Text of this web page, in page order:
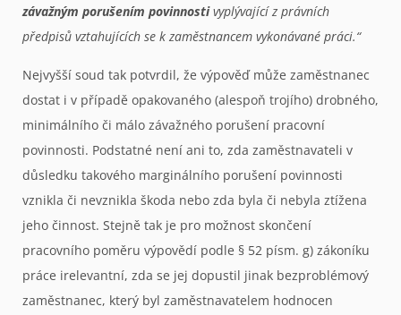
závažným porušením povinnostivyplývající z právních
předpisů vztahujících se k zaměstnancem vykonávané práci.“
Nejvyšší soud tak potvrdil, že výpověď může zaměstnanec
dostat i v případě opakovaného (alespoň trojího) drobného,
minimálního či málo závažného porušení pracovní
povinnosti. Podstatné není ani to, zda zaměstnavateli v
důsledku takového marginálního porušení povinnosti
vznikla či nevznikla škoda nebo zda byla či nebyla ztížena
jeho činnost. Stejně tak je pro možnost skončení
pracovního poměru výpovědí podle § 52 písm. g) zákoníku
práce irelevantní, zda se jej dopustil jinak bezproblémový
zaměstnanec, který byl zaměstnavatelem hodnocen